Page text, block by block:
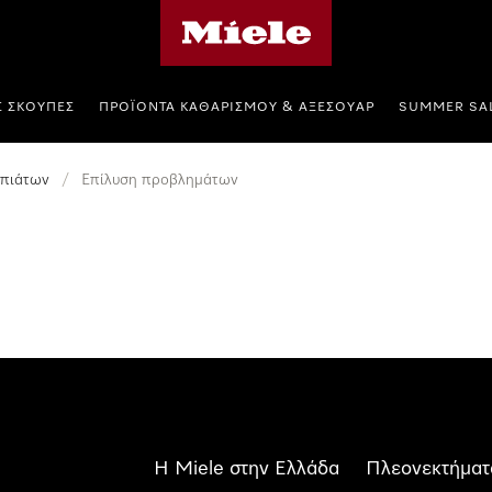
ΣΚΟΎΠΕΣ ΠΡΟΪΌΝΤΑ ΚΑΘΑΡΙΣΜΟΎ & ΑΞΕΣΟΥΆΡ SUMMER
/ Επίλυση προβλημάτων
Η Miele στην Ελλάδα